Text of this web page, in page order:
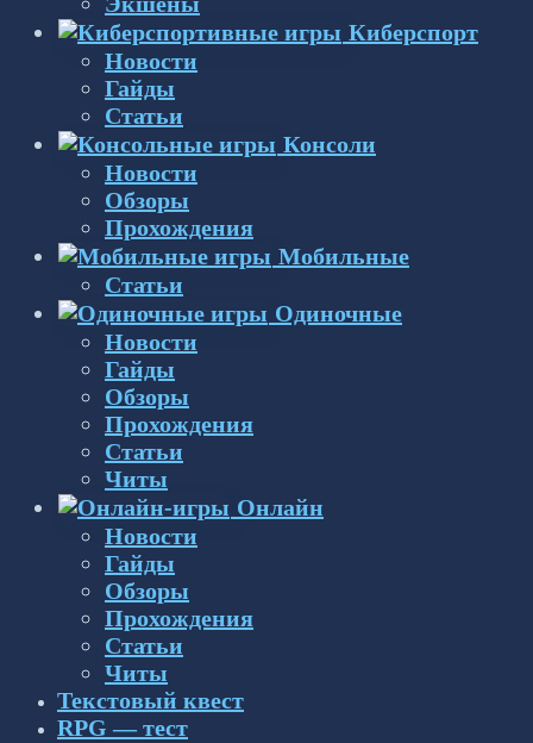
Киберспорт
Новости
Гайды
Статьи
Консоли
Новости
Обзоры
Прохождения
Мобильные
Статьи
Одиночные
Новости
Гайды
Обзоры
Прохождения
Статьи
Читы
Онлайн
Новости
Гайды
Обзоры
Прохождения
Статьи
Читы
Текстовый квест
RPG — тест